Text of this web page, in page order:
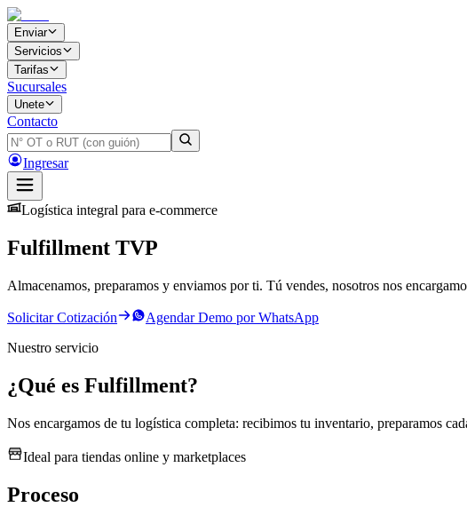
Enviar
Servicios
Tarifas
Sucursales
Unete
Contacto
Ingresar
Logística integral para e-commerce
Fulfillment TVP
Almacenamos, preparamos y enviamos por ti. Tú vendes, nosotros nos
Solicitar Cotización
Agendar Demo por WhatsApp
Nuestro servicio
¿Qué es Fulfillment?
Nos encargamos de tu logística completa: recibimos tu inventario, preparamos
Ideal para tiendas online y marketplaces
Proceso